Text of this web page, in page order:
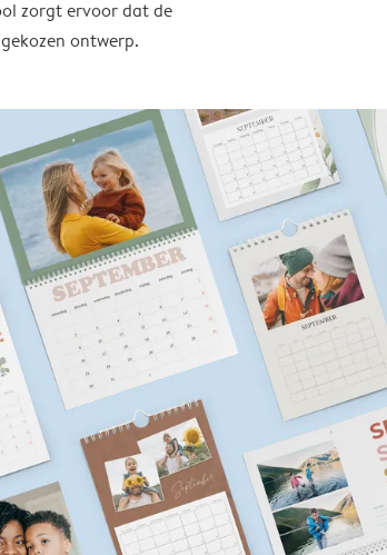
zorgt ervoor dat de
ontwerp.